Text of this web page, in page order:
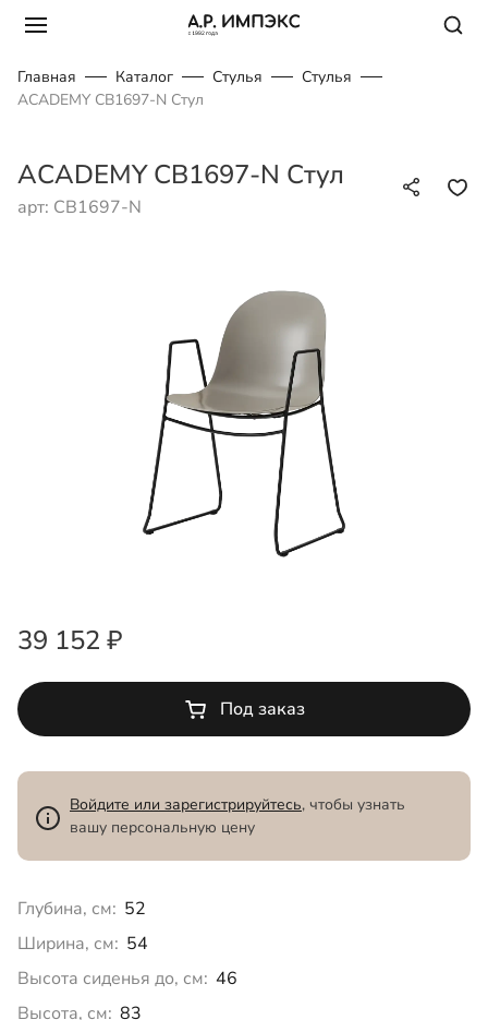
Главная Каталог Стулья
Стулья
ACADEMY CB1697-N Стул
ACADEMY CB1697-N Стул
арт: CB1697-N
Глубина, см: 52
Ширина, см: 54
Высота сиденья до, см: 46
Высота, см: 83
Войдите или зарегистрируйтесь, чтобы узнать
вашу персональную цену
39 152 ₽
Под заказ